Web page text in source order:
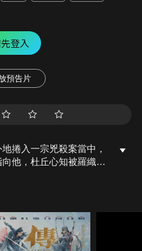
登入
預告片
捲入一宗兇殺案當中，
他，杜丘心知被羅織構
佈局當中似乎另有內
人？兇案背後又是否隱